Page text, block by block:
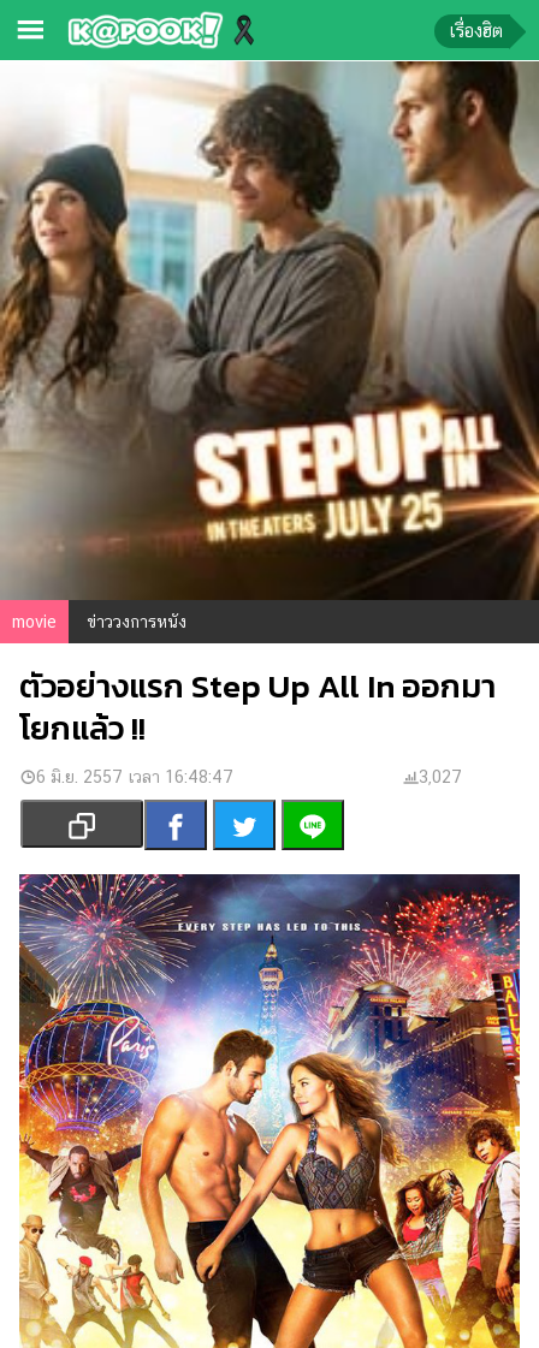
ความ
รู้
ข่าว
ข่าว
บันเทิง
ตรวจ
หวย
ผล
เงิน
ศึกษา
บันเทิง
รูปภาพ
ดู
หนัง
Music
Station
ละคร
บันเทิง
เกาหลี
ไลฟ์
ไตล์
ดูด
วง
ผู้
หญิง
ผู้ชาย
สุขภาพ
เรื่องฮิต
movie ข่าววงการหนัง
ตัวอย่างแรก Step Up All In ออกมา
โยกแล้ว !!
6 มิ.ย. 2557 เวลา 16:48:47 3,027